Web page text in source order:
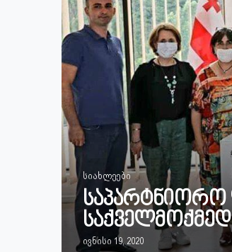
სიახლეები
საპარტნიორო
ივნისი 19, 2020